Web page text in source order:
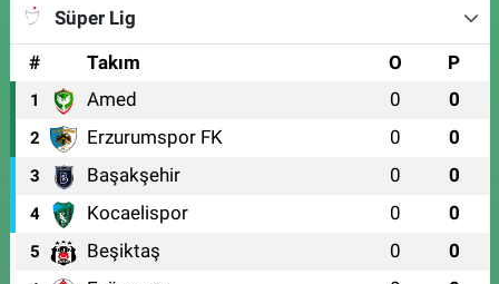
Süper Lig
#
Takım O P
1 Amed 0 0
2 Erzurumspor FK 0 0
3 Başakşehir 0 0
4 Kocaelispor 0 0
5 Beşiktaş 0 0